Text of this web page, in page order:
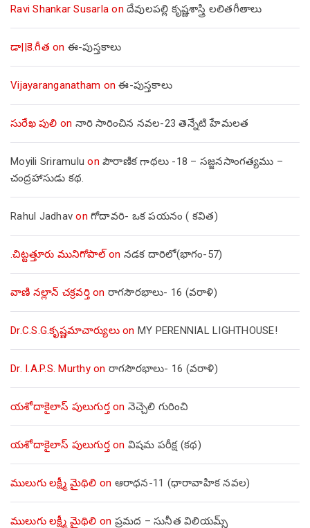
Ravi Shankar Susarla on దేవులపల్లి కృష్ణశాస్త్రి లలితగీతాలు
డా||కె.గీత on ఈ-పుస్తకాలు
Vijayaranganatham onఈ-పుస్తకాలు
సురేఖ పులి on నారి సారించిన నవల-23 తెన్నేటి హేమలత
Moyili Sriramulu on పౌరాణిక గాథలు -18 – సజ్జనసాంగత్యము –
చంద్రహాసుడు కథ.
Rahul Jadhav on గోదావరి- ఒక పయనం ( కవిత)
.చిట్టత్తూరు మునిగోపాల్on నడక దారిలో(భాగం-57)
వాణి నల్లాన్ చక్రవర్తిon రాగసౌరభాలు- 16 (వరాళి)
Dr.C.S.G.కృష్ణమాచార్యులుon MY PERENNIAL LIGHTHOUSE!
Dr. I.A.P.S. Murthyon రాగసౌరభాలు- 16 (వరాళి)
యశోదాకైలాస్ పులుగుర్తon నెచ్చెలి గురించి
యశోదాకైలాస్ పులుగుర్తon విషమ పరీక్ష (క‌థ‌)
ములుగు లక్ష్మీ మైథిలి on ఆరాధన-11 (ధారావాహిక నవల)
ములుగు లక్ష్మీ మైథిలి on ప్రమద – సునీత విలియమ్స్